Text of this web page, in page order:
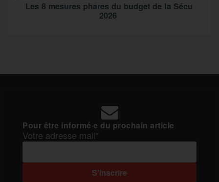
Les 8 mesures phares du budget de la Sécu
2026
Pour être informé·e du prochain article
Votre adresse mail*